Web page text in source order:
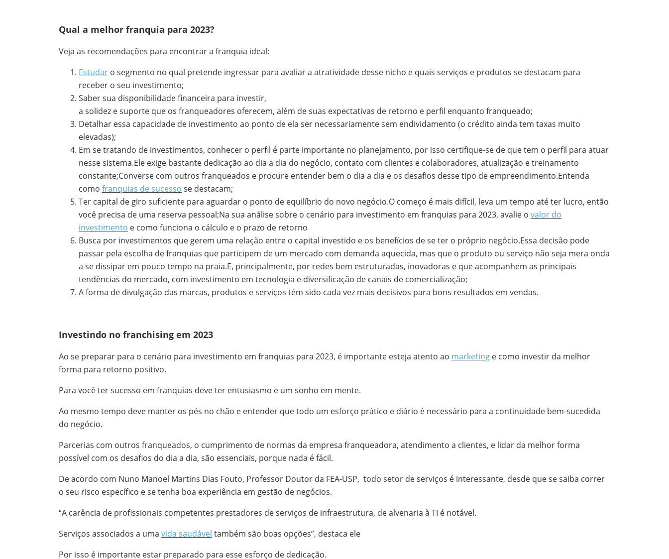
Qual a melhor franquia para 2023?
Veja as recomendações para encontrar a franquia ideal:
Estudar o segmento no qual pretende ingressar para avaliar a atratividade desse nicho e quais serviços e produtos se destacam para
receber o seu investimento;
Saber sua disponibilidade financeira para investir,
a solidez e suporte que os franqueadores oferecem, além de suas expectativas de retorno e perfil enquanto franqueado;
Detalhar essa capacidade de investimento ao ponto de ela ser necessariamente sem endividamento (o crédito ainda tem taxas muito
elevadas);
Em se tratando de investimentos, conhecer o perfil é parte importante no planejamento, por isso certifique-se de que tem o perfil para atuar
nesse sistema.Ele exige bastante dedicação ao dia a dia do negócio, contato com clientes e colaboradores, atualização e treinamento
constante;Converse com outros franqueados e procure entender bem o dia a dia e os desafios desse tipo de empreendimento.Entenda
como franquias de sucesso se destacam;
Ter capital de giro suficiente para aguardar o ponto de equilíbrio do novo negócio.O começo é mais difícil, leva um tempo até ter lucro, então
você precisa de uma reserva pessoal;Na sua análise sobre o cenário para investimento em franquias para 2023, avalie o valor do
investimento e como funciona o cálculo e o prazo de retorno
Busca por investimentos que gerem uma relação entre o capital investido e os benefícios de se ter o próprio negócio.Essa decisão pode
passar pela escolha de franquias que participem de um mercado com demanda aquecida, mas que o produto ou serviço não seja mera onda
a se dissipar em pouco tempo na praia.E, principalmente, por redes bem estruturadas, inovadoras e que acompanhem as principais
tendências do mercado, com investimento em tecnologia e diversificação de canais de comercialização;
A forma de divulgação das marcas, produtos e serviços têm sido cada vez mais decisivos para bons resultados em vendas.
Investindo no franchising em 2023
Ao se preparar para o cenário para investimento em franquias para 2023, é importante esteja atento ao marketing e como investir da melhor
forma para retorno positivo.
Para você ter sucesso em franquias deve ter entusiasmo e um sonho em mente.
Ao mesmo tempo deve manter os pés no chão e entender que todo um esforço prático e diário é necessário para a continuidade bem-sucedida
do negócio.
Parcerias com outros franqueados, o cumprimento de normas da empresa franqueadora, atendimento a clientes, e lidar da melhor forma
possível com os desafios do dia a dia, são essenciais, porque nada é fácil.
De acordo com Nuno Manoel Martins Dias Fouto, Professor Doutor da FEA-USP, todo setor de serviços é interessante, desde que se saiba correr
o seu risco específico e se tenha boa experiência em gestão de negócios.
“A carência de profissionais competentes prestadores de serviços de infraestrutura, de alvenaria à TI é notável.
Serviços associados a uma vida saudável também são boas opções”, destaca ele
Por isso é importante estar preparado para esse esforço de dedicação.